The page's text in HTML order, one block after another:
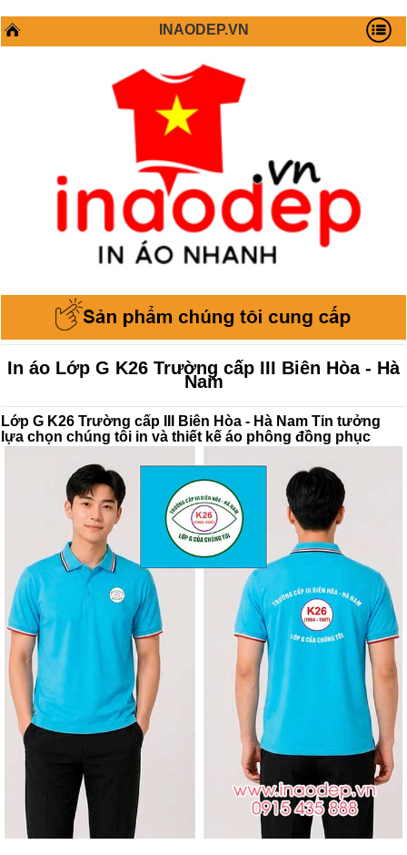
INAODEP.VN
In áo Lớp G K26 Trường cấp III Biên Hòa - Hà
Nam
Lớp G K26 Trường cấp III Biên Hòa - Hà Nam Tin tưởng
lựa chọn chúng tôi in và thiết kế áo phông đồng phục